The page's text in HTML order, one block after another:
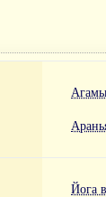
Агамы
Йога